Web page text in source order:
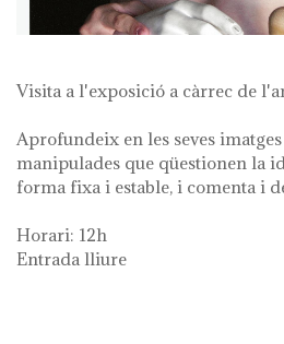
Visita a l'exposició a càrrec de
Aprofundeix en les seves
manipulades que qüestionen la
forma fixa i estable, i comenta i
Horari: 12h
Entrada lliure